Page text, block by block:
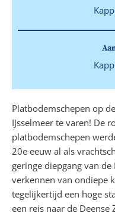
Platbodemschepen op
IJsselmeer te varen! De
platbodemschepen
20e eeuw al als
geringe diepgang van
verkennen van ondiepe
tegelijkertijd een hoge
een reis naar de Deense